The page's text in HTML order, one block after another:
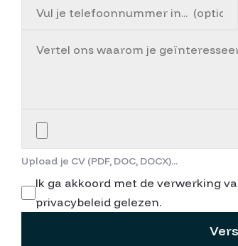
Upload je CV (PDF, DOC, DOCX)...
Ik ga akkoord met de verwerking
privacybeleid gelezen.